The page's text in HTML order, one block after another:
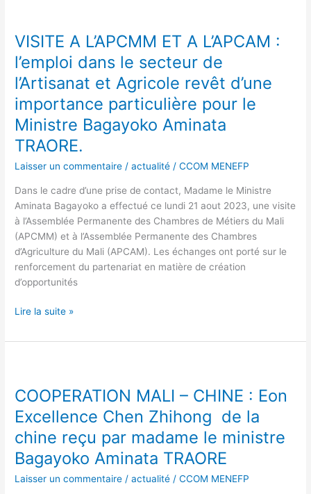
VISITE A L’APCMM ET A L’APCAM :
l’emploi dans le secteur de
l’Artisanat et Agricole revêt d’une
importance particulière pour le
Ministre Bagayoko Aminata
TRAORE.
Laisser un commentaire /actualité /CCOM MENEFP
Dans le cadre d’une prise de contact, Madame le Ministre
Aminata Bagayoko a effectué ce lundi 21 aout 2023, une visite
à l’Assemblée Permanente des Chambres de Métiers du Mali
(APCMM) et à l’Assemblée Permanente des Chambres
d’Agriculture du Mali (APCAM). Les échanges ont porté sur le
renforcement du partenariat en matière de création
d’opportunités
L’APCMM
ET
A
L’APCAM
:
l’emploi
dans
secteur
l’Artisanat
et
Agricole
revêt
d’une
importance
particulière
le
Bagayoko
Lire la suite »
COOPERATION MALI – CHINE : Eon
Excellence Chen Zhihong de la
chine reçu par madame le ministre
Bagayoko Aminata TRAORE
Laisser un commentaire /actualité /CCOM MENEFP
–
CHINE :
Eon
Excellence
Chen
Zhihong
de